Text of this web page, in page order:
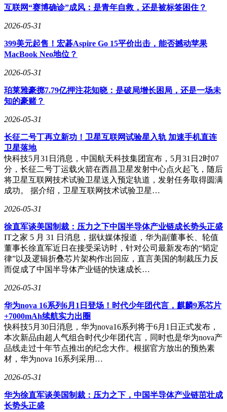
互联网“赛博确诊”成风：是青年自救，还是被标签困住？
2026-05-31
399美元起售！宏碁Aspire Go 15平价出击，能否撼动苹果
MacBook Neo地位？
2026-05-31
珀莱雅豪掷7.79亿押注花知晓：是破局增长困局，还是一场未
知的豪赌？
2026-05-31
长征二号丁再立新功！卫星互联网试验星入轨 加速手机直连
卫星落地
快科技5月31日消息，中国航天科技集团宣布，5月31日2时07
分，长征二号丁运载火箭在西昌卫星发射中心点火起飞，随后
将卫星互联网技术试验卫星送入预定轨道，发射任务取得圆满
成功。 据介绍，卫星互联网技术试验卫星…
2026-05-31
徐直军谈美国制裁：压力之下中国半导体产业链成长势头正盛
IT之家 5 月 31 日消息，据钛媒体报道，华为副董事长、轮值
董事长徐直军近日在接受采访时，针对公司最新发布的“韬定
律”以及逻辑折叠芯片架构作出回应，直言美国的制裁压力反
而促成了中国半导体产业链的快速成长…
2026-05-31
华为nova 16系列6月1日登场！时代少年团代言，麒麟9系芯片
+7000mAh续航实力出圈
快科技5月30日消息，华为nova16系列将于6月1日正式发布，
本次新品由超人气组合时代少年团代言，同时也是华为nova产
品线走过十年节点推出的纪念大作。根据官方放出的预热素
材，华为nova 16系列采用…
2026-05-31
华为徐直军谈美国制裁：压力之下，中国半导体产业链茁壮成
长势头正盛